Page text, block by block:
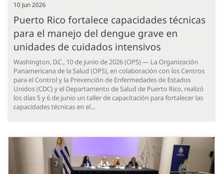
10 Jun 2026
Puerto Rico fortalece capacidades técnicas
para el manejo del dengue grave en
unidades de cuidados intensivos
Washington, D.C., 10 de junio de 2026 (OPS) — La Organización
Panamericana de la Salud (OPS), en colaboración con los Centros
para el Control y la Prevención de Enfermedades de Estados
Unidos (CDC) y el Departamento de Salud de Puerto Rico, realizó
los días 5 y 6 de junio un taller de capacitación para fortalecer las
capacidades técnicas en el...